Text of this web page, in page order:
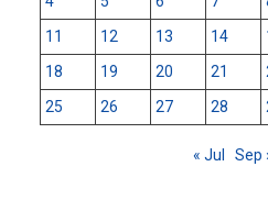
11
12 13 14
18
19 20 21
25
26 27 28
« Jul Sep